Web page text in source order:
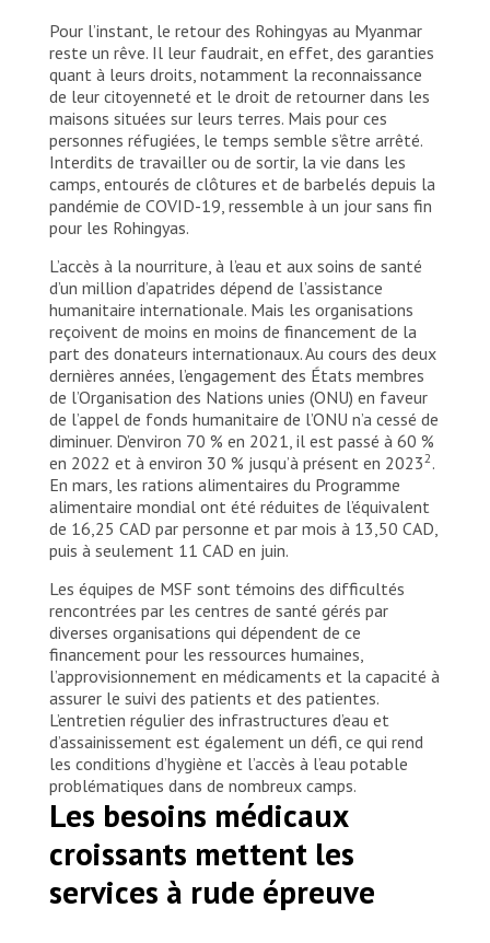
construits à titre temporaires. De nombreuses
familles rohingyas ont fui le Myanmar en pensant
qu’elles retourneraient chez elles au bout de
quelques mois. Bangladesh, 2023. © Victor
Caringal/MSF
Pour l’instant, le retour des Rohingyas au Myanmar
reste un rêve. Il leur faudrait, en effet, des garanties
quant à leurs droits, notamment la reconnaissance
de leur citoyenneté et le droit de retourner dans les
maisons situées sur leurs terres. Mais pour ces
personnes réfugiées, le temps semble s’être arrêté.
Interdits de travailler ou de sortir, la vie dans les
camps, entourés de clôtures et de barbelés depuis la
pandémie de COVID-19, ressemble à un jour sans fin
pour les Rohingyas.
L’accès à la nourriture, à l’eau et aux soins de santé
d’un million d’apatrides dépend de l’assistance
humanitaire internationale. Mais les organisations
reçoivent de moins en moins de financement de la
part des donateurs internationaux. Au cours des deux
dernières années, l’engagement des États membres
de l’Organisation des Nations unies (ONU) en faveur
de l’appel de fonds humanitaire de l’ONU n’a cessé de
diminuer. D’environ 70 % en 2021, il est passé à 60 %
en 2022 et à environ 30 % jusqu’à présent en 20232 .
En mars, les rations alimentaires du Programme
alimentaire mondial ont été réduites de l’équivalent
de 16,25 CAD par personne et par mois à 13,50 CAD,
puis à seulement 11 CAD en juin.
Les équipes de MSF sont témoins des difficultés
rencontrées par les centres de santé gérés par
diverses organisations qui dépendent de ce
financement pour les ressources humaines,
l’approvisionnement en médicaments et la capacité à
assurer le suivi des patients et des patientes.
L’entretien régulier des infrastructures d’eau et
d’assainissement est également un défi, ce qui rend
les conditions d’hygiène et l’accès à l’eau potable
problématiques dans de nombreux camps.
Les besoins médicaux
croissants mettent les
services à rude épreuve